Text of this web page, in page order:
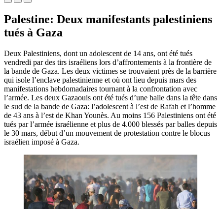
Palestine: Deux manifestants palestiniens
tués à Gaza
Deux Palestiniens, dont un adolescent de 14 ans, ont été tués
vendredi par des tirs israéliens lors d’affrontements à la frontière de
la bande de Gaza. Les deux victimes se trouvaient près de la barrière
qui isole l’enclave palestinienne et où ont lieu depuis mars des
manifestations hebdomadaires tournant à la confrontation avec
l’armée. Les deux Gazaouis ont été tués d’une balle dans la tête dans
le sud de la bande de Gaza: l’adolescent à l’est de Rafah et l’homme
de 43 ans à l’est de Khan Younès. Au moins 156 Palestiniens ont été
tués par l’armée israélienne et plus de 4.000 blessés par balles depuis
le 30 mars, début d’un mouvement de protestation contre le blocus
israélien imposé à Gaza.